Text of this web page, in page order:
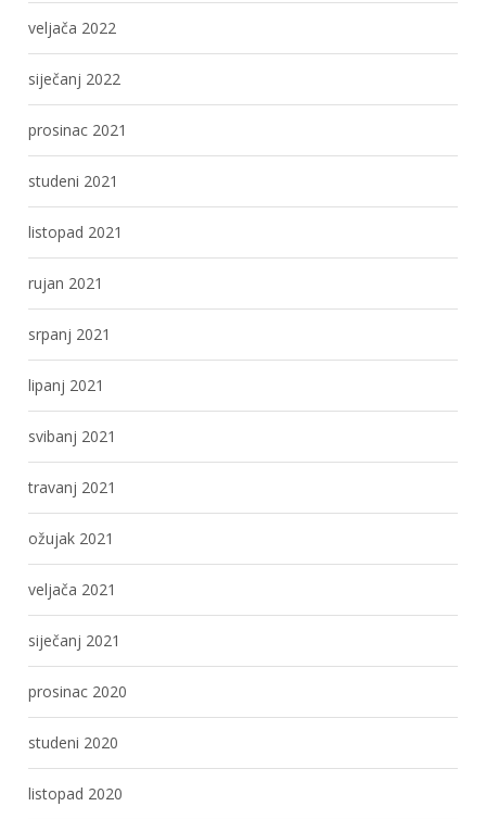
veljača 2022
siječanj 2022
prosinac 2021
studeni 2021
listopad 2021
rujan 2021
srpanj 2021
lipanj 2021
svibanj 2021
travanj 2021
ožujak 2021
veljača 2021
siječanj 2021
prosinac 2020
studeni 2020
listopad 2020